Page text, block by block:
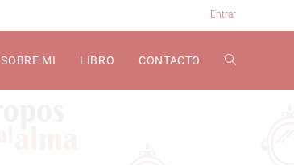
Entrar
SOBRE MI LIBRO CONTACTO